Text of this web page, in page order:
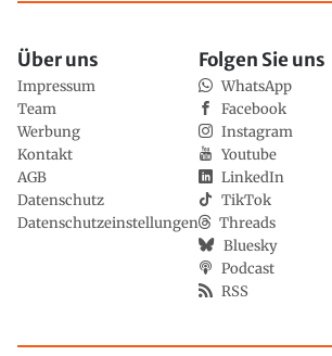
Über uns
Impressum
Team
Werbung
Kontakt
AGB
Datenschutz
Datenschutzeinstellungen
Folgen Sie uns
WhatsApp
Facebook
Instagram
Youtube
LinkedIn
TikTok
Threads
Bluesky
Podcast
RSS